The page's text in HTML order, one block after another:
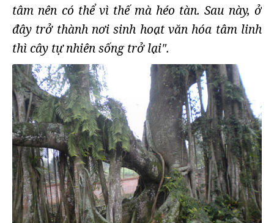
tâm nên có thể vì thế mà héo tàn. Sau này, ở
đây trở thành nơi sinh hoạt văn hóa tâm linh
thì cây tự nhiên sống trở lại".